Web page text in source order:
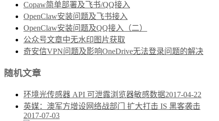
Copaw简单部署及飞书/QQ接入
OpenClaw安装问题及飞书接入
OpenClaw安装问题及QQ接入（二）
公众号文章中无水印图片获取
奇安信VPN问题及影响OneDrive无法登录问题的解决
随机文章
环境光传感器 API 可泄露浏览器敏感数据2017-04-22
英媒：澳军方增设网络战部门 扩大打击 IS 黑客袭击
2017-07-03